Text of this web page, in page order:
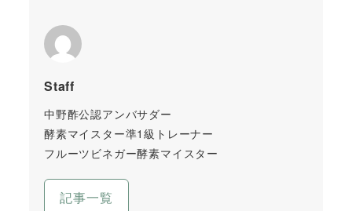
Staff
中野酢公認アンバサダー
酵素マイスター準1級トレーナー
フルーツビネガー酵素マイスター
記事一覧